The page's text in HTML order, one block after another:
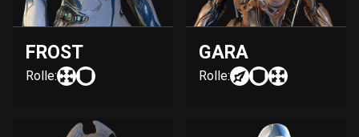
FROST
Rolle:
GARA
Rolle: